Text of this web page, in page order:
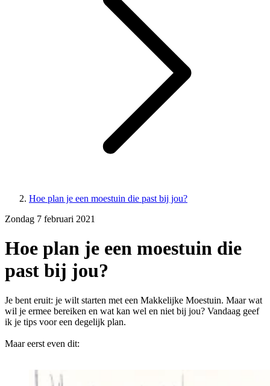
Hoe plan je een moestuin die past bij jou?
Zondag 7 februari 2021
Hoe plan je een moestuin die
past bij jou?
Je bent eruit: je wilt starten met een Makkelijke Moestuin. Maar wat
wil je ermee bereiken en wat kan wel en niet bij jou? Vandaag geef
ik je tips voor een degelijk plan.
Maar eerst even dit: